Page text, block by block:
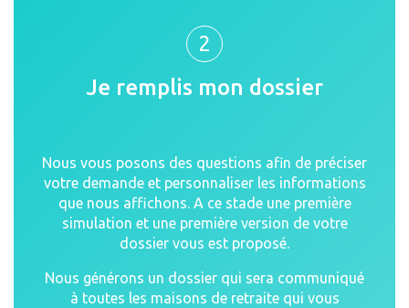
2
Je remplis mon dossier
Nous vous posons des questions afin de préciser
votre demande et personnaliser les informations
que nous affichons. A ce stade une première
simulation et une première version de votre
dossier vous est proposé.
Nous générons un dossier qui sera communiqué
à toutes les maisons de retraite qui vous